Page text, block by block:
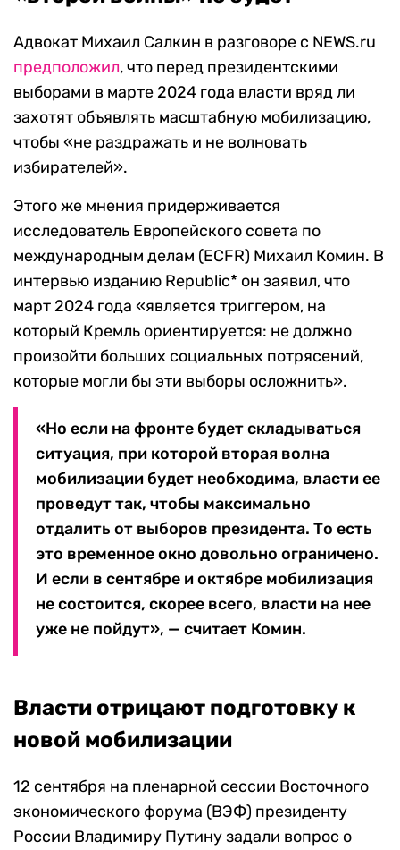
Адвокат Михаил Салкин в разговоре с NEWS.ru
предположил, что перед президентскими
выборами в марте 2024 года власти вряд ли
захотят объявлять масштабную мобилизацию,
чтобы «не раздражать и не волновать
избирателей».
Этого же мнения придерживается
исследователь Европейского совета по
международным делам (ECFR) Михаил Комин. В
интервью изданию Republic* он заявил, что
март 2024 года «является триггером, на
который Кремль ориентируется: не должно
произойти больших социальных потрясений,
которые могли бы эти выборы осложнить».
«Но если на фронте будет складываться
ситуация, при которой вторая волна
мобилизации будет необходима, власти ее
проведут так, чтобы максимально
отдалить от выборов президента. То есть
это временное окно довольно ограничено.
И если в сентябре и октябре мобилизация
не состоится, скорее всего, власти на нее
уже не пойдут», — считает Комин.
Власти отрицают подготовку к
новой мобилизации
12 сентября на пленарной сессии Восточного
экономического форума (ВЭФ) президенту
России Владимиру Путину задали вопрос о